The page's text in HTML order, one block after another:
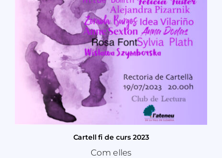
Cartell fi de curs 2023
Com elles